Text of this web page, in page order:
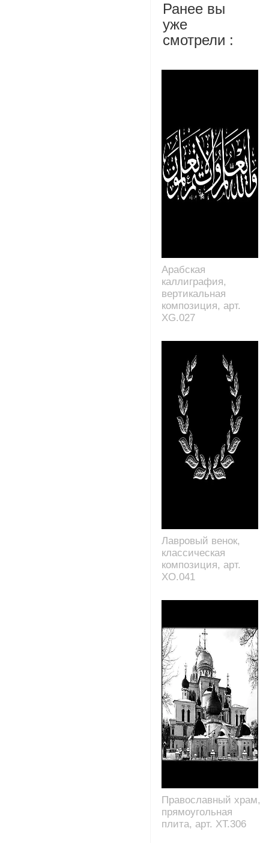
Ранее вы
уже
смотрели :
Арабская
каллиграфия,
вертикальная
композиция, арт.
XG.027
Лавровый венок,
классическая
композиция, арт.
XO.041
Православный храм,
прямоугольная
плита, арт. XT.306